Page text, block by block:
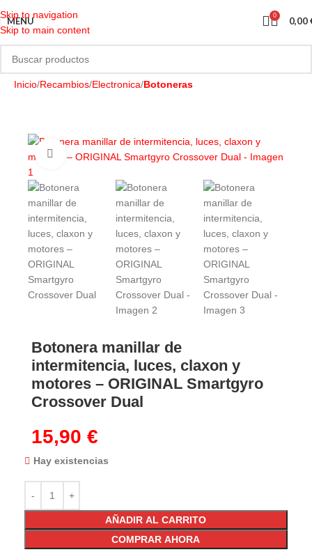
Skip to navigation
Skip to main content
MENU 0 0,00
Inicio Recambios Electronica Botoneras
Botonera manillar de
intermitencia, luces, claxon y
motores – ORIGINAL Smartgyro
Crossover Dual
15,90 €
Hay existencias
AÑADIR AL CARRITO
COMPRAR AHORA